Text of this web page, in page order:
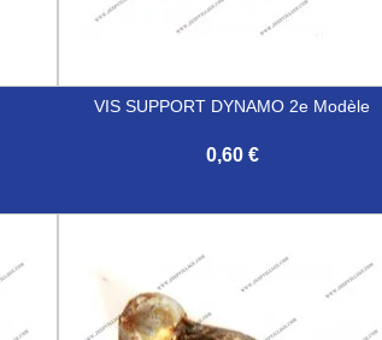
VIS SUPPORT DYNAMO 2e Modèle
0,60 €